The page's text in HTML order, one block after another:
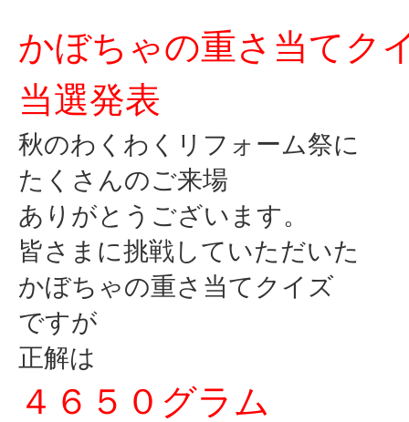
かぼちゃの重さ当てク
当選発表
秋のわくわくリフォーム祭に
たくさんのご来場
ありがとうございます。
皆さまに挑戦していただいた
かぼちゃの重さ当てクイズ
ですが
正解は
４６５０グラム